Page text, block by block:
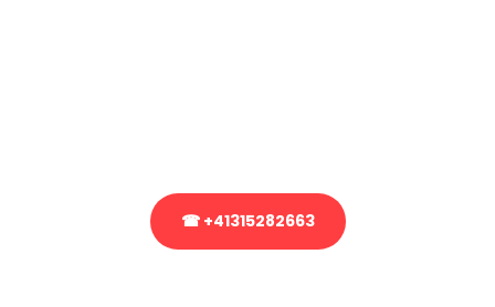
☎ +41315282663